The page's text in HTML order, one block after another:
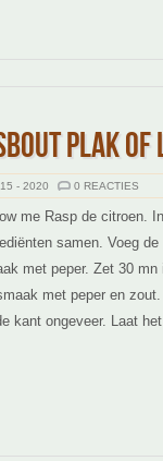
PLAK
- 2020 0 REACTIES
me Rasp de citroen.
samen. Voeg
met peper. Zet 30
met peper en
kant ongeveer. Laat